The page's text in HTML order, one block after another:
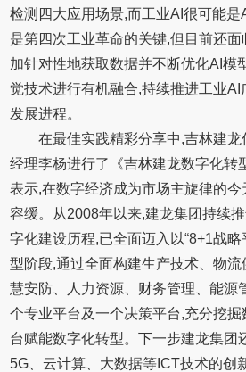
检测四大应用场景,而工业AI很可能是
是第四次工业革命的关键,但目前还
加针对性地获取数据并不断优化AI模
觉技术进行有机融合,持续推进工业AI
发展进程。
在最佳实践精彩分享中,吉林建
经理李杨进行了《吉林建龙数字化转
表示,在数字经济成为市场主旋律的
容缓。从2008年以来,建龙集团持续
字化建设历程,已全面迈入以“8+1战
型阶段,通过全面构建生产技术、物
慧安防、人力资源、财务管理、能源
个专业平台及一个决策平台,充分挖
台赋能数字化转型。下一步建龙集团
5G、云计算、大数据等ICT技术的创